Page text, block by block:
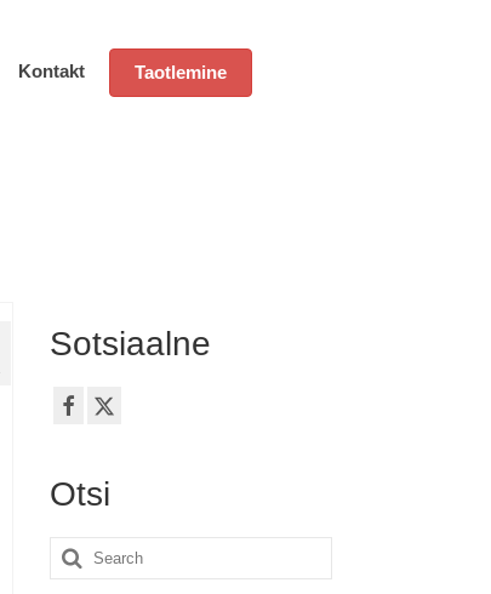
Kontakt Taotlemine
Sotsiaalne
Otsi
Search